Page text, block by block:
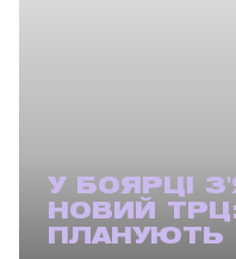
У БОЯРЦІ
НОВИЙ
ПЛАНУЮТЬ